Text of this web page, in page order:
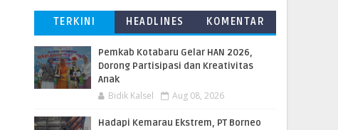
TERKINI HEADLINES KOMENTAR
Pemkab Kotabaru Gelar HAN 2026,
Dorong Partisipasi dan Kreativitas
Anak
Bidik Kalsel Aug 08, 2026
​Hadapi Kemarau Ekstrem, PT Borneo